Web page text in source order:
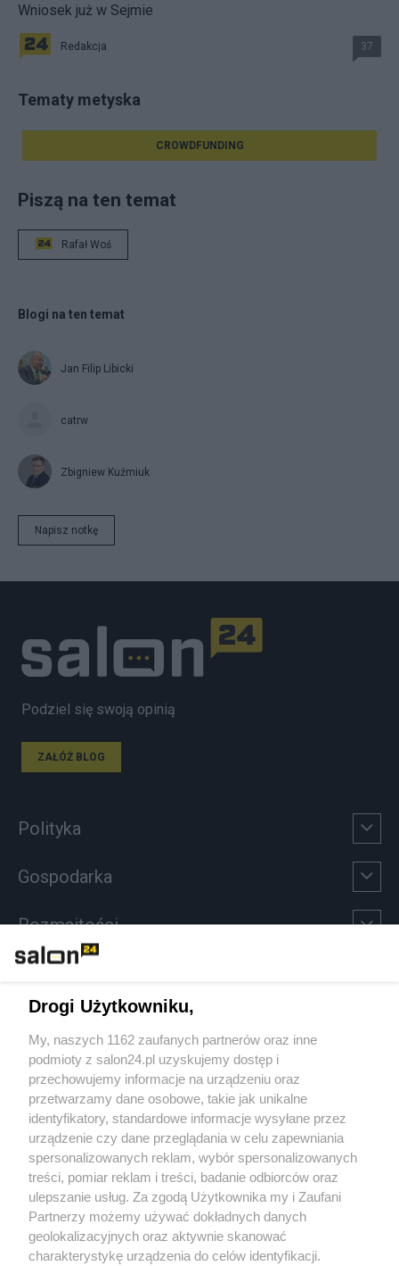
Wniosek już w Sejmie
Redakcja 37
Tematy metyska
CROWDFUNDING
Piszą na ten temat
Rafał Woś
Blogi na ten temat
Jan Filip Libicki
catrw
Zbigniew Kuźmiuk
Napisz notkę
Podziel się swoją opinią
ZAŁÓŻ BLOG
Polityka
Gospodarka
Rozmaitości
Sport
Społeczeństwo
Kultura
X Facebook Instagram Youtube
Drogi Użytkowniku,
My, naszych 1162 zaufanych partnerów oraz inne
podmioty z salon24.pl uzyskujemy dostęp i
przechowujemy informacje na urządzeniu oraz
przetwarzamy dane osobowe, takie jak unikalne
identyfikatory, standardowe informacje wysyłane przez
urządzenie czy dane przeglądania w celu zapewniania
spersonalizowanych reklam, wybór spersonalizowanych
treści, pomiar reklam i treści, badanie odbiorców oraz
ulepszanie usług. Za zgodą Użytkownika my i Zaufani
Partnerzy możemy używać dokładnych danych
geolokalizacyjnych oraz aktywnie skanować
charakterystykę urządzenia do celów identyfikacji.